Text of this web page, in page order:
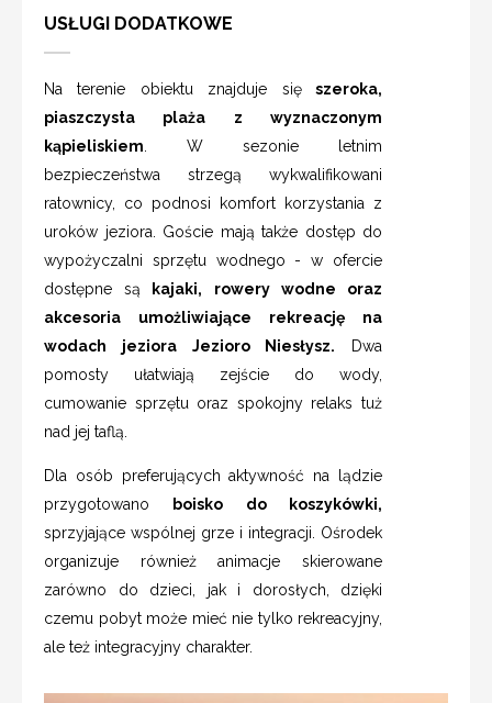
USŁUGI DODATKOWE
Na terenie obiektu znajduje sięszeroka,
piaszczysta plaża z wyznaczonym
kąpieliskiem . W sezonie letnim
bezpieczeństwa strzegą wykwalifikowani
ratownicy, co podnosi komfort korzystania z
uroków jeziora. Goście mają także dostęp do
wypożyczalni sprzętu wodnego - w ofercie
dostępne są kajaki, rowery wodne oraz
akcesoria umożliwiające rekreację na
wodach jeziora Jezioro Niesłysz. Dwa
pomosty ułatwiają zejście do wody,
cumowanie sprzętu oraz spokojny relaks tuż
nad jej taflą.
Dla osób preferujących aktywność na lądzie
przygotowano boisko do koszykówki,
sprzyjające wspólnej grze i integracji. Ośrodek
organizuje również animacje skierowane
zarówno do dzieci, jak i dorosłych, dzięki
czemu pobyt może mieć nie tylko rekreacyjny,
ale też integracyjny charakter.